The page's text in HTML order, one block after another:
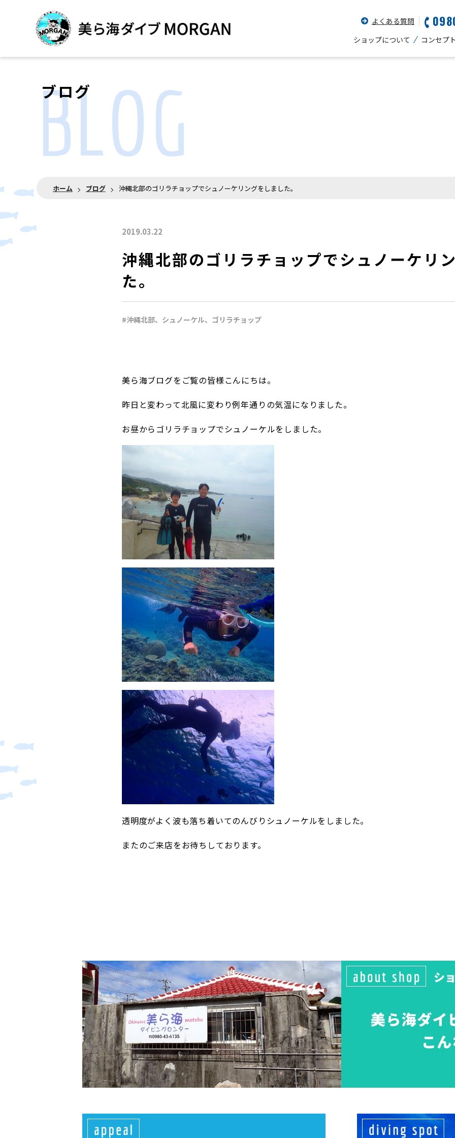
よくある質問
ショップについて
コンセプト
ブログ
BLOG
ホーム ブログ 沖縄北部のゴリラチョップでシュノーケリングをしました。
2019.03.22
沖縄北部のゴリラチョップでシュノーケリ
た。
#沖縄北部、シュノーケル、ゴリラチョップ
美ら海ブログをご覧の皆様こんにちは。
昨日と変わって北風に変わり例年通りの気温になりました。
お昼からゴリラチョップでシュノーケルをしました。
透明度がよく波も落ち着いてのんびりシュノーケルをしました。
またのご来店をお待ちしております。